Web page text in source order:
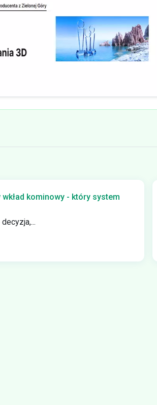
kominowy - który system